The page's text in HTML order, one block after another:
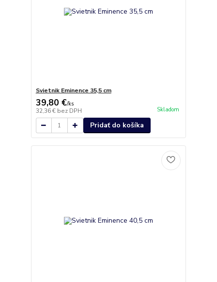
Svietnik Eminence 35,5 cm
39,80 €/ks
32,36 € bez DPH Skladom
Pridať do košíka